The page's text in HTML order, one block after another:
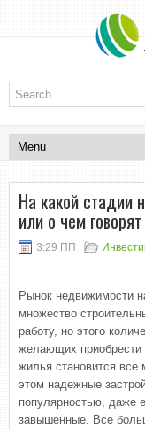
На какой стадии
или о чем
3:29 ПП
Рынок недвижимости
множество
работу, но этого
желающих приобрести
жилья становится
этом надежные
популярностью, даже
завышенные. Все